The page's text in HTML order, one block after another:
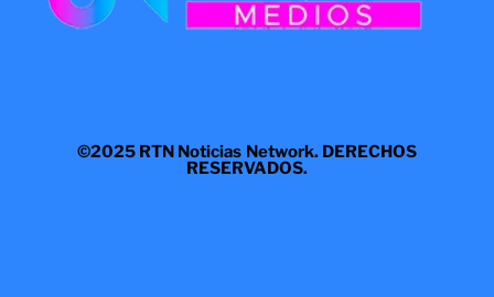
©2025 RTN Noticias Network. DERECHOS
RESERVADOS.